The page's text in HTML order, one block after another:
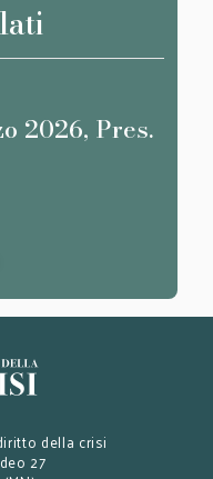
2026, Pres.
della crisi
27